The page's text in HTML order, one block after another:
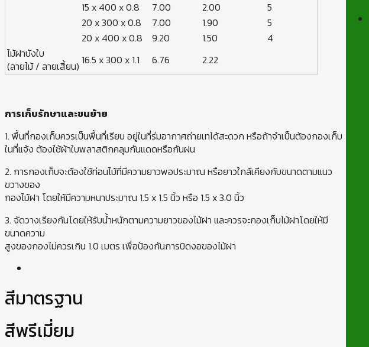
15 x 400 x 0.8
7.00 2.00
5
20 x 300 x 0.8
7.00 1.90
5
20 x 400 x 0.8
9.20 1.50
4
ไม้ฝาบังใบ
(ลายไม้ / ลายเสี้ยน) 16.5 x 300 x 1.1 6.76 2.22
การเก็บรักษาและขนย้าย
1. พื้นที่กองเก็บควรเป็นพื้นที่เรียบ อยู่ในที่ร่มอากาศถ่ายเทได้สะดวก หรือถ้าจำเป็นต้องกองเก็บ
ในที่แจ้ง ต้องใช้ผ้าใบพลาสติกคลุมกันแดดหรือกันฝน
2. การกองเก็บจะต้องใช้ท่อนไม้ที่มีความยาวพอประมาณ หรือยาวใกล้เคียงกับขนาดตามแนว
ขวางของ
กองไม้ฝา โดยให้มีความหนาประมาณ 1.5 x 1.5 นิ้ว หรือ 1.5 x 3.0 นิ้ว
3. จัดวางเรียงกันโดยให้รับน้ำหนักตามความยาวของไม้ฝา และควรจะกองเก็บไม้ฝาโดยให้มี
ขนาดความ
สูงของกองไม่ควรเกิน 1.0 เมตร เพื่อป้องกันการบิดงอของไม้ฝา
สีมาตรฐาน
สีพรีเมี่ยม